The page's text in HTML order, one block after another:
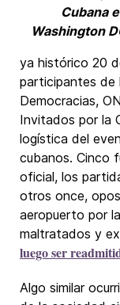
ya histórico 20
participantes de
Democracias,
Invitados por la
logística del
cubanos. Cinco
oficial, los
otros once,
aeropuerto por
maltratados y
luego ser
Algo similar